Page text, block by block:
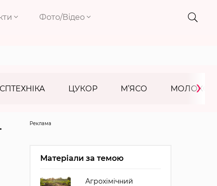
Фото/Відео
ЦУКОР М’ЯСО МОЛОКО
›
Реклама
Матеріали за темою
Агрохімічний